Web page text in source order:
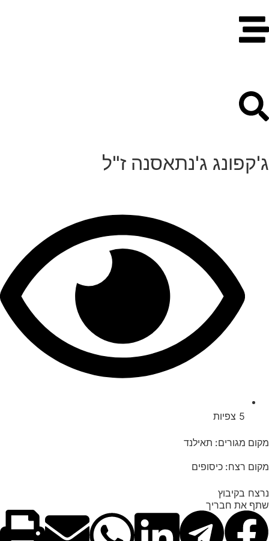
ג'קפונג ג'נתאסנה ז"ל
5 צפיות
מקום מגורים: תאילנד
מקום רצח: כיסופים
נרצח בקיבוץ
שתף את חבריך